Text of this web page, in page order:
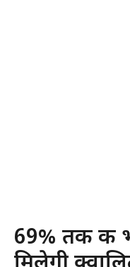
69% तक की